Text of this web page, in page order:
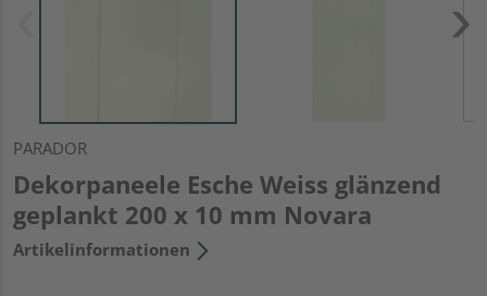
PARADOR
Dekorpaneele Esche Weiss glänzend
geplankt 200 x 10 mm Novara
Artikelinformationen